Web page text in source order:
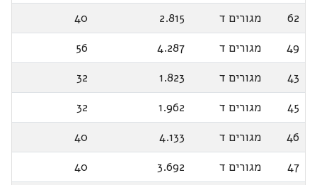
62
מגורים ד 2.815
40
49
מגורים ד 4.287
56
43
מגורים ד 1.823
32
45
מגורים ד 1.962
32
46
מגורים ד 4.133
40
47
מגורים ד 3.692
40